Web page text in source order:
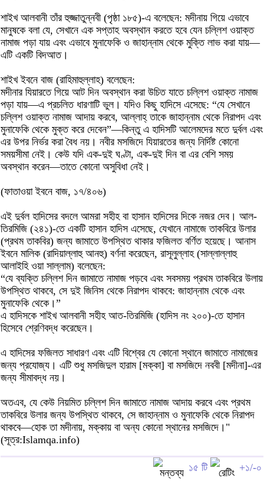
শাইখ আলবানী তাঁর হুজ্জাতুন্নবী (পৃষ্ঠা ১৮৫)-এ বলেছেন: মদীনায় গিয়ে এভাবে
মানুষকে বলা যে, সেখানে এক সপ্তাহ অবস্থান করতে হবে যেন চল্লিশ ওয়াক্ত
নামাজ পড়া যায় এবং এভাবে মুনাফেকি ও জাহান্নাম থেকে মুক্তি লাভ করা যায়—
এটি একটি বিদআত।
শাইখ ইবনে বাজ (রাহিমাহুল্লাহ) বলেছেন:
মদীনার যিয়ারতে গিয়ে আট দিন অবস্থান করা উচিত যাতে চল্লিশ ওয়াক্ত নামাজ
পড়া যায়—এ প্রচলিত ধারণাটি ভুল। যদিও কিছু হাদিসে এসেছে: “যে সেখানে
চল্লিশ ওয়াক্ত নামাজ আদায় করবে, আল্লাহ্ তাকে জাহান্নাম থেকে নিরাপদ এবং
মুনাফেকি থেকে মুক্ত করে দেবেন”—কিন্তু এ হাদিসটি আলেমদের মতে দুর্বল এবং
এর উপর নির্ভর করা বৈধ নয়। নবীর মসজিদে যিয়ারতের জন্য নির্দিষ্ট কোনো
সময়সীমা নেই। কেউ যদি এক-দুই ঘণ্টা, এক-দুই দিন বা এর বেশি সময়
অবস্থান করেন—তাতে কোনো অসুবিধা নেই।
(ফাতাওয়া ইবনে বাজ, ১৭/৪০৬)
এই দুর্বল হাদিসের বদলে আমরা সহীহ বা হাসান হাদিসের দিকে নজর দেব। আল-
তিরমিজি (২৪১)-তে একটি হাসান হাদিস এসেছে, যেখানে নামাজে তাকবিরে উলার
(প্রথম তাকবির) জন্য জামাতে উপস্থিত থাকার ফজিলত বর্ণিত হয়েছে। আনাস
ইবনে মালিক (রাদিয়াল্লাহু আনহু) বর্ণনা করেছেন, রাসূলুল্লাহ (সাল্লাল্লাহু
আলাইহি ওয়া সাল্লাম) বলেছেন:
“যে ব্যক্তি চল্লিশ দিন জামাতে নামাজ পড়বে এবং সবসময় প্রথম তাকবিরে উলায়
উপস্থিত থাকবে, সে দুই জিনিস থেকে নিরাপদ থাকবে: জাহান্নাম থেকে এবং
মুনাফেকি থেকে।”
এ হাদিসকে শাইখ আলবানী সহীহ আত-তিরমিজি (হাদিস নং ২০০)-তে হাসান
হিসেবে শ্রেণিবদ্ধ করেছেন।
এ হাদিসের ফজিলত সাধারণ এবং এটি বিশ্বের যে কোনো স্থানে জামাতে নামাজের
জন্য প্রযোজ্য। এটি শুধু মসজিদুল হারাম [মক্কা] বা মসজিদে নববী [মদীনা]-এর
জন্য সীমাবদ্ধ নয়।
অতএব, যে কেউ নিয়মিত চল্লিশ দিন জামাতে নামাজ আদায় করবে এবং প্রথম
তাকবিরে উলার জন্য উপস্থিত থাকবে, সে জাহান্নাম ও মুনাফেকি থেকে নিরাপদ
থাকবে—হোক তা মদীনায়, মক্কায় বা অন্য কোনো স্থানের মসজিদে।"
(সূত্র:Islamqa.info)
১৫ টি +১/-০